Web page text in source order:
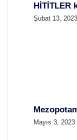
HİTİTLER
Şubat 13, 2023
Mayıs 3, 2023